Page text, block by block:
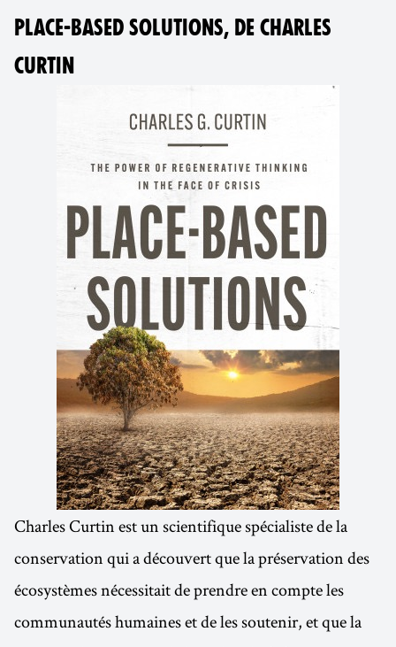
PLACE-BASED SOLUTIONS, DE CHARLES
CURTIN
Charles Curtin est un scientifique spécialiste de la
conservation qui a découvert que la préservation des
écosystèmes nécessitait de prendre en compte les
communautés humaines et de les soutenir, et que la